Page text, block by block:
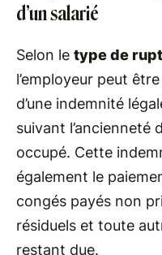
d’un salarié
Selon le type de
l’employeur peut
d’une indemnité
suivant l’ancienneté
occupé. Cette
également le
congés payés non
résiduels et toute
restant due.